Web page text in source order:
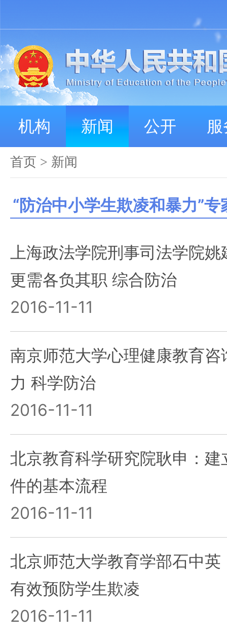
机构 新闻 公开
首页 > 新闻
“防治中小学生欺凌和暴力”专
上海政法学院刑事司法学院
更需各负其职 综合防治
2016-11-11
南京师范大学心理健康教育
力 科学防治
2016-11-11
北京教育科学研究院耿申：
件的基本流程
2016-11-11
北京师范大学教育学部石中
有效预防学生欺凌
2016-11-11